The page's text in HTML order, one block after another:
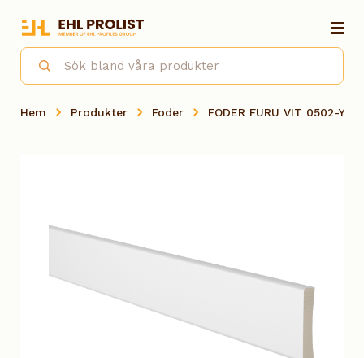
Hem Produkter Foder FODER FURU VIT 0502-Y,